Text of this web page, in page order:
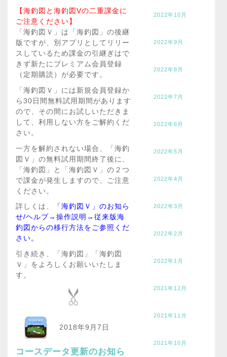
【海釣図と海釣図Vの二重課金に
ご注意ください】
「海釣図Ｖ」は「海釣図」の後継
版ですが、別アプリとしてリリー
スしているため課金の引継ぎはで
きず新たにプレミアム会員登録
（定期購読）が必要です。
「海釣図Ｖ」には新規会員登録か
ら30日間無料試用期間があります
ので、その間にお試しいただきま
して、利用しない方をご解約くだ
さい。
一方を解約されない場合、「海釣
図Ｖ」の無料試用期間終了後に、
「海釣図」と「海釣図Ｖ」の２つ
で課金が発生しますので、ご注意
ください。
詳しくは、
「海釣図Ｖ」のお知ら
せ/ヘルプ→操作説明→従来版海
釣図からの移行方法をご参照くだ
さい。
引き続き、「海釣図」「海釣図
Ｖ」をよろしくお願いいたしま
す。
2018年9月7日
コースデータ更新のお知ら
2022年10月
2022年9月
2022年8月
2022年7月
2022年6月
2022年5月
2022年4月
2022年3月
2022年2月
2022年1月
2021年12月
2021年11月
2021年10月